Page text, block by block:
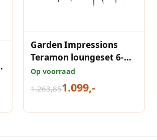
Garden Impressions
Teramon loungeset 6-
persoons met
donkergrijs rope
Op voorraad
1.263,851.099,-